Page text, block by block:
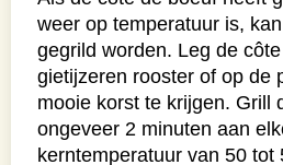
direct en indirect
deel
van 150 graden Celsius.
rooster of de plancha boven
gedeelte van de BBQ. Als
temperatuur is, leg je de
boven het indirecte